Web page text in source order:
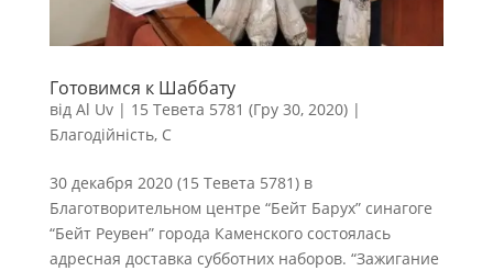
Готовимся к Шаббату
від Al Uv| 15 Тевета 5781 (Гру 30, 2020)|
Благодійність, С
30 декабря 2020 (15 Тевета 5781) в
Благотворительном центре “Бейт Барух” синагоге
“Бейт Реувен” города Каменского состоялась
адресная доставка субботних наборов. “Зажигание